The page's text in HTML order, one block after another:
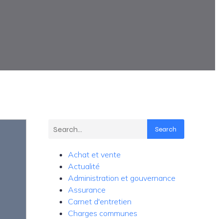
Search
Achat et vente
Actualité
Administration et gouvernance
Assurance
Carnet d'entretien
Charges communes